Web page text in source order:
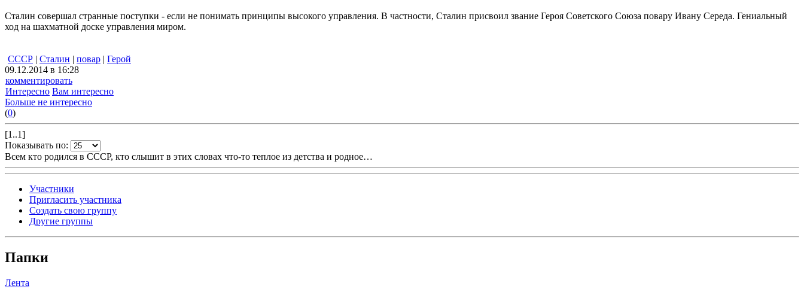
Сталин совершал странные поступки - если не понимать принципы высокого управления. В частности, Сталин присвоил звание Героя Советского Союза повару Ивану Середа. Гениальный
ход на шахматной доске управления миром.
СССР | Сталин | повар | Герой
09.12.2014 в 16:28
комментировать
Интересно Вам интересно
Больше не интересно
(0)
[1..1]
Показывать по:
Всем кто родился в СССР, кто слышит в этих словах что-то теплое из детства и родное…
Участники
Пригласить участника
Создать свою группу
Другие группы
Папки
Лента